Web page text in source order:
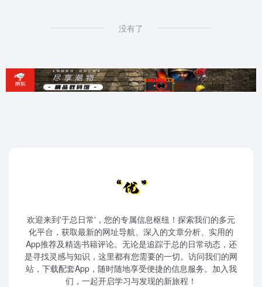
没有了
欢迎来到'于总日常'，您的专属信息枢纽！探索我们的多元
化平台，获取最新的网址导航、深入的文章分析、实用的
App推荐及精选书籍评论。无论是追踪于总的日常动态，还
是寻找灵感与知识，这里都有您需要的一切。访问我们的网
站，下载配套App，随时随地享受便捷的信息服务。加入我
们，一起开启学习与发现的新旅程！